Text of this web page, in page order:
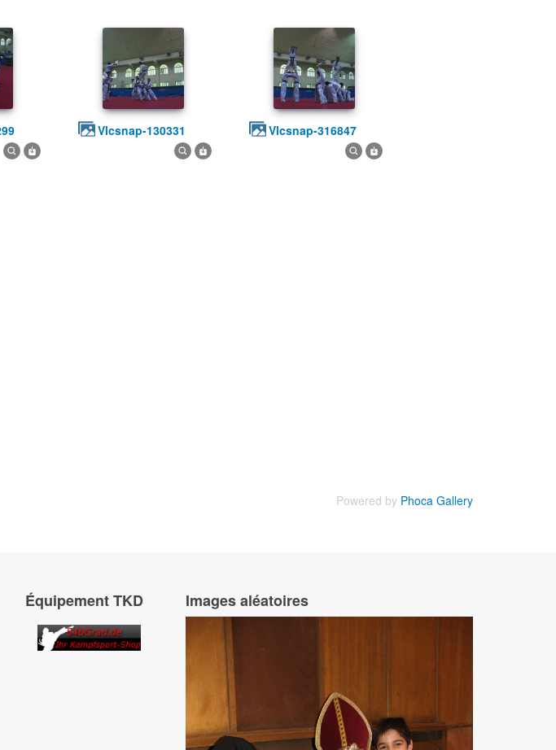
vlcsnap-130331 vlcsnap-316847
Powered by Phoca Gallery
Équipement TKD Images aléatoires